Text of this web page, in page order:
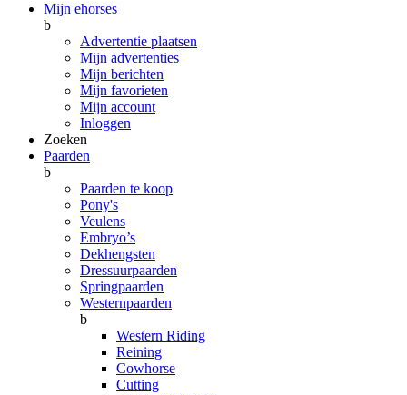
Mijn ehorses
b
Advertentie plaatsen
Mijn advertenties
Mijn berichten
Mijn favorieten
Mijn account
Inloggen
Zoeken
Paarden
b
Paarden te koop
Pony's
Veulens
Embryo’s
Dekhengsten
Dressuurpaarden
Springpaarden
Westernpaarden
b
Western Riding
Reining
Cowhorse
Cutting